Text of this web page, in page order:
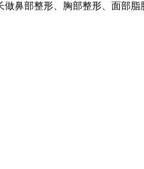
鼻部整形、胸部整形、面部脂